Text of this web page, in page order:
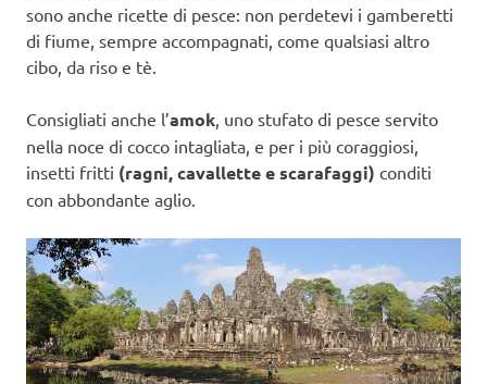
sono anche ricette di pesce: non perdetevi i gamberetti
di fiume, sempre accompagnati, come qualsiasi altro
cibo, da riso e tè.
Consigliati anche l’amok , uno stufato di pesce servito
nella noce di cocco intagliata, e per i più coraggiosi,
insetti fritti (ragni, cavallette e scarafaggi) conditi
con abbondante aglio.